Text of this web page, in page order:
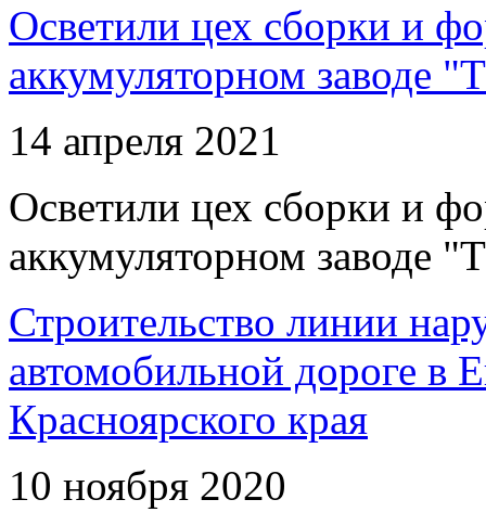
Осветили цех сборки и
аккумуляторном заводе
14 апреля 2021
Осветили цех сборки и
аккумуляторном заводе
Строительство линии
автомобильной дороге в
Красноярского края
10 ноября 2020